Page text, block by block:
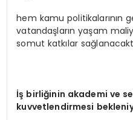
hem kamu politikalarının
vatandaşların yaşam
somut katkılar
İş birliğinin akademi ve
kuvvetlendirmesi